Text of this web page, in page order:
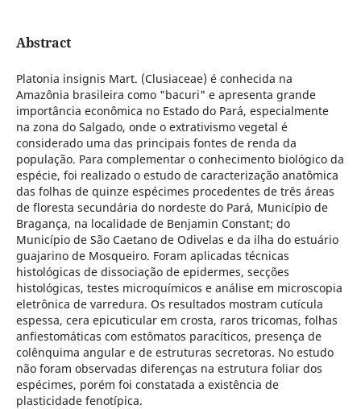
Abstract
Platonia insignis Mart. (Clusiaceae) é conhecida na
Amazônia brasileira como "bacuri" e apresenta grande
importância econômica no Estado do Pará, especialmente
na zona do Salgado, onde o extrativismo vegetal é
considerado uma das principais fontes de renda da
população. Para complementar o conhecimento biológico da
espécie, foi realizado o estudo de caracterização anatômica
das folhas de quinze espécimes procedentes de três áreas
de floresta secundária do nordeste do Pará, Município de
Bragança, na localidade de Benjamin Constant; do
Município de São Caetano de Odivelas e da ilha do estuário
guajarino de Mosqueiro. Foram aplicadas técnicas
histológicas de dissociação de epidermes, secções
histológicas, testes microquímicos e análise em microscopia
eletrônica de varredura. Os resultados mostram cutícula
espessa, cera epicuticular em crosta, raros tricomas, folhas
anfiestomáticas com estômatos paracíticos, presença de
colênquima angular e de estruturas secretoras. No estudo
não foram observadas diferenças na estrutura foliar dos
espécimes, porém foi constatada a existência de
plasticidade fenotípica.